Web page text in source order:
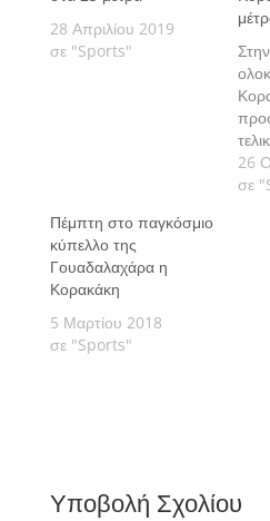
28 Απριλίου 2019
σε "Sports"
26
σε
Πέμπτη στο παγκόσμιο
κύπελλο της
Γουαδαλαχάρα η
Κορακάκη
5 Μαρτίου 2018
σε "Sports"
Υποβολή Σχολίου